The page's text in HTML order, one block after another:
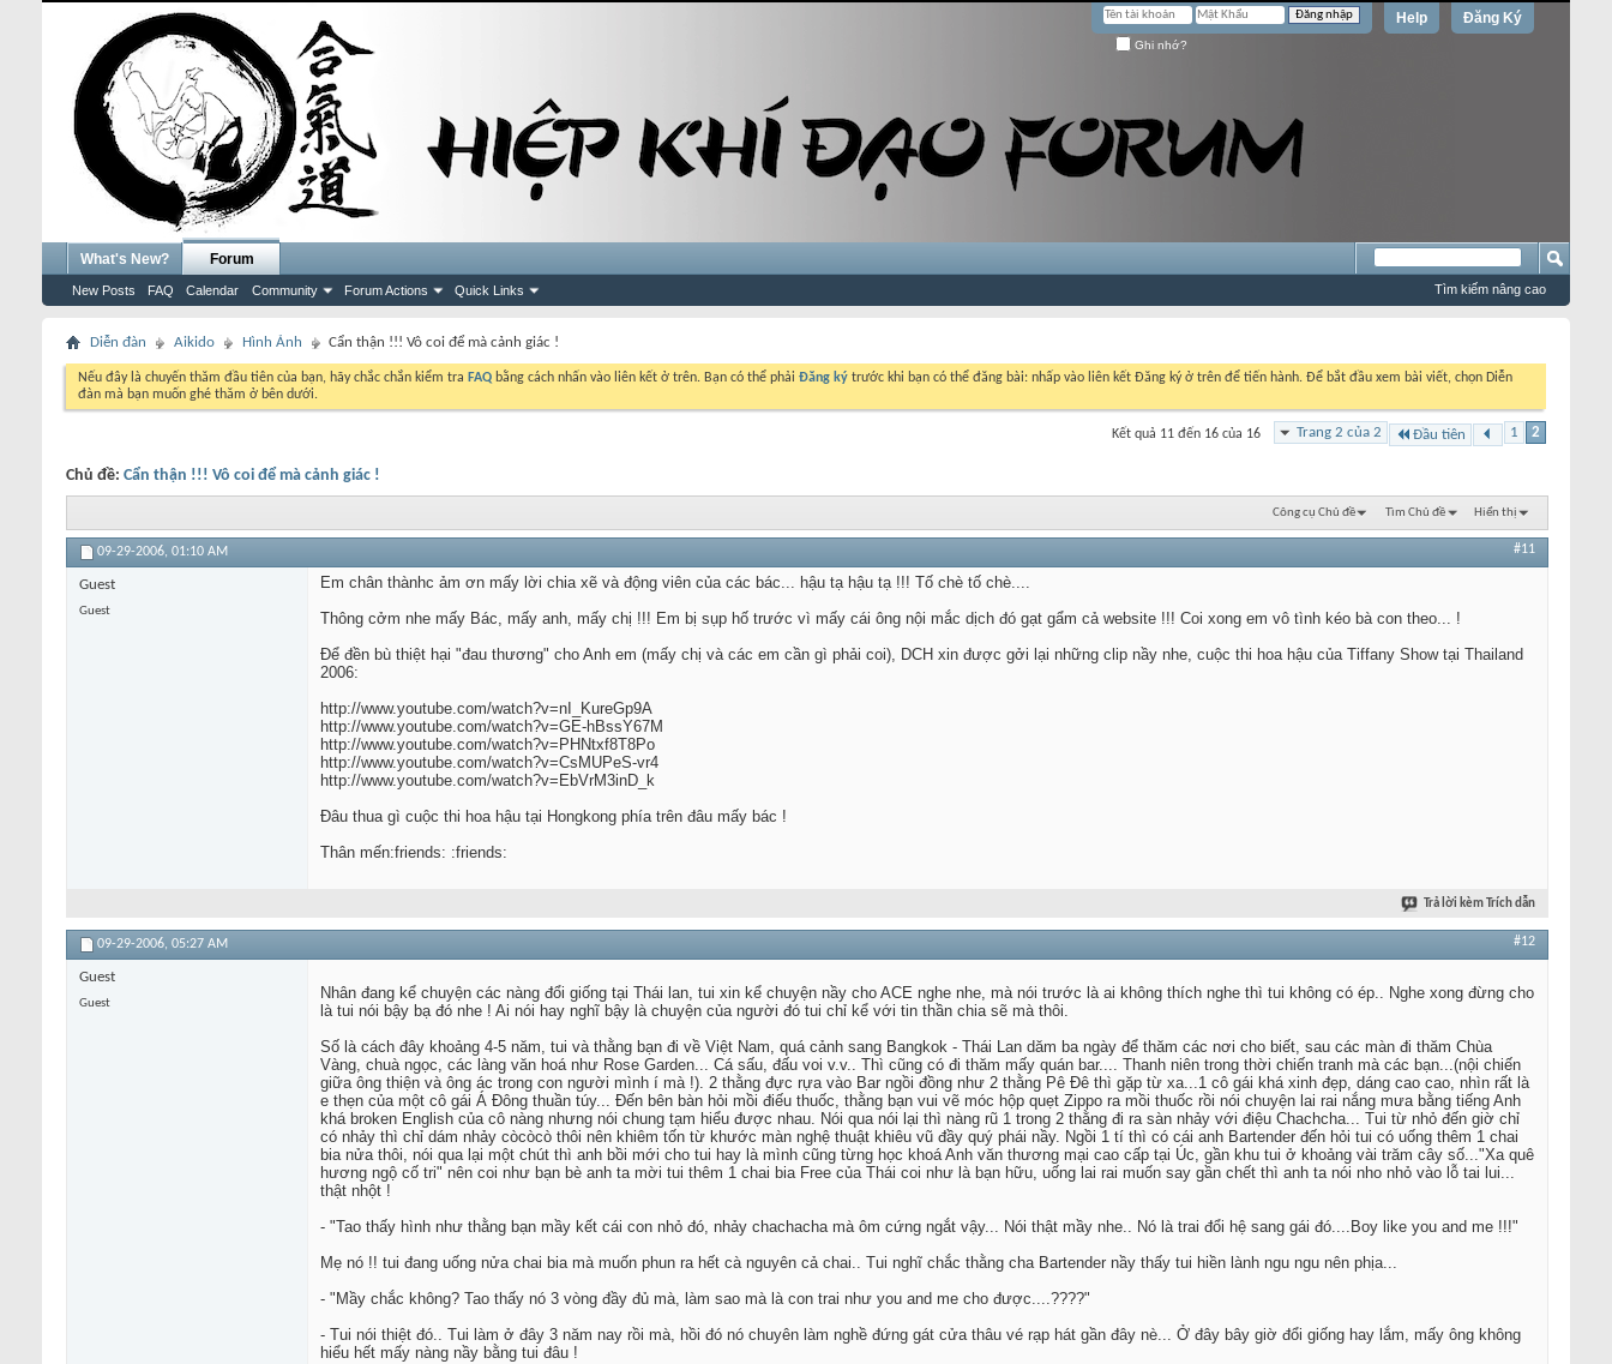
Đăng Ký
Help
Ghi nhớ?
What's New? Forum
New Posts FAQ Calendar Community Forum Actions Quick Links Tìm kiếm nâng cao
Diễn đàn Aikido Hình Ảnh Cẩn thận !!! Vô coi để mà cảnh giác !
Nếu đây là chuyến thăm đầu tiên của bạn, hãy chắc chắn kiểm tra FAQ bằng cách nhấn vào liên kết ở trên. Bạn có thể phải Đăng ký trước khi bạn có thể đăng bài: nhấp vào liên kết Đăng ký ở trên để tiến hành. Để bắt đầu xem bài viết, chọn Diễn
đàn mà bạn muốn ghé thăm ở bên dưới.
Trang 2 của 2 Đầu tiên 1 2
Kết quả 11 đến 16 của 16
Chủ đề: Cẩn thận !!! Vô coi để mà cảnh giác !
Công cụ Chủ đề Tìm Chủ đề Hiển thị
09-29-2006, 01:10 AM #11
Guest
Guest
Em chân thànhc ảm ơn mấy lời chia xẽ và động viên của các bác... hậu tạ hậu tạ !!! Tố chè tố chè....
Thông cởm nhe mấy Bác, mấy anh, mấy chị !!! Em bị sụp hố trước vì mấy cái ông nội mắc dịch đó gạt gẩm cả website !!! Coi xong em vô tình kéo bà con theo... !
Để đền bù thiệt hại "đau thương" cho Anh em (mấy chị và các em cần gì phải coi), DCH xin được gởi lại những clip nầy nhe, cuộc thi hoa hậu của Tiffany Show tại Thailand
2006:
http://www.youtube.com/watch?v=nI_KureGp9A
http://www.youtube.com/watch?v=GE-hBssY67M
http://www.youtube.com/watch?v=PHNtxf8T8Po
http://www.youtube.com/watch?v=CsMUPeS-vr4
http://www.youtube.com/watch?v=EbVrM3inD_k
Đâu thua gì cuộc thi hoa hậu tại Hongkong phía trên đâu mấy bác !
Thân mến:friends: :friends:
Trả lời kèm Trích dẫn
09-29-2006, 05:27 AM #12
Guest
Guest
Nhân đang kể chuyện các nàng đổi giống tại Thái lan, tui xin kể chuyện nầy cho ACE nghe nhe, mà nói trước là ai không thích nghe thì tui không có ép.. Nghe xong đừng cho
là tui nói bậy bạ đó nhe ! Ai nói hay nghĩ bậy là chuyện của người đó tui chỉ kể với tin thần chia sẽ mà thôi.
Số là cách đây khoảng 4-5 năm, tui và thằng bạn đi về Việt Nam, quá cảnh sang Bangkok - Thái Lan dăm ba ngày để thăm các nơi cho biết, sau các màn đi thăm Chùa
Vàng, chuà ngọc, các làng văn hoá như Rose Garden... Cá sấu, đấu voi v.v.. Thì cũng có đi thăm mấy quán bar.... Thanh niên trong thời chiến tranh mà các bạn...(nội chiến
giữa ông thiện và ông ác trong con người mình í mà !). 2 thằng đực rựa vào Bar ngồi đồng như 2 thằng Pê Đê thì gặp từ xa...1 cô gái khá xinh đẹp, dáng cao cao, nhìn rất là
e thẹn của một cô gái Á Đông thuần túy... Đến bên bàn hỏi mồi điếu thuốc, thằng bạn vui vẽ móc hộp quẹt Zippo ra mồi thuốc rồi nói chuyện lai rai nắng mưa bằng tiếng Anh
khá broken English của cô nàng nhưng nói chung tạm hiểu được nhau. Nói qua nói lại thì nàng rũ 1 trong 2 thằng đi ra sàn nhảy với điệu Chachcha... Tui từ nhỏ đến giờ chỉ
có nhảy thì chỉ dám nhảy còcòcò thôi nên khiêm tốn từ khước màn nghệ thuật khiêu vũ đầy quý phái nầy. Ngồi 1 tí thì có cái anh Bartender đến hỏi tui có uống thêm 1 chai
bia nửa thôi, nói qua lại một chút thì anh bồi mới cho tui hay là mình cũng từng học khoá Anh văn thương mại cao cấp tại Úc, gần khu tui ở khoảng vài trăm cây số..."Xa quê
hương ngộ cố tri" nên coi như bạn bè anh ta mời tui thêm 1 chai bia Free của Thái coi như là bạn hữu, uống lai rai muốn say gần chết thì anh ta nói nho nhỏ vào lỗ tai lui...
thật nhột !
- "Tao thấy hình như thằng bạn mầy kết cái con nhỏ đó, nhảy chachacha mà ôm cứng ngắt vậy... Nói thật mầy nhe.. Nó là trai đổi hệ sang gái đó....Boy like you and me !!!"
Mẹ nó !! tui đang uống nửa chai bia mà muốn phun ra hết cà nguyên cả chai.. Tui nghĩ chắc thằng cha Bartender nầy thấy tui hiền lành ngu ngu nên phịa...
- "Mầy chắc không? Tao thấy nó 3 vòng đầy đủ mà, làm sao mà là con trai như you and me cho được....????"
- Tui nói thiệt đó.. Tui làm ở đây 3 năm nay rồi mà, hồi đó nó chuyên làm nghề đứng gát cửa thâu vé rạp hát gần đây nè... Ở đây bây giờ đổi giống hay lắm, mấy ông không
hiểu hết mấy nàng nầy bằng tui đâu !